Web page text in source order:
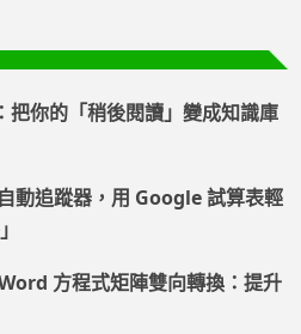
你的「稍後閱讀」變成知識庫
動追蹤器，用 Google 試算表輕
方程式矩陣雙向轉換：提升